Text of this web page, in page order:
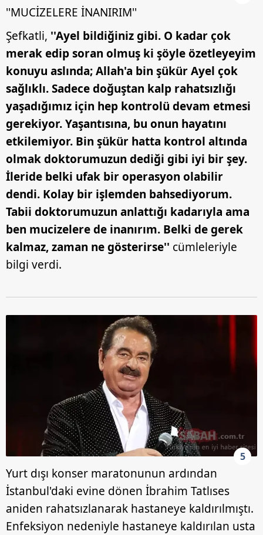
''MUCİZELERE İNANIRIM''
Şefkatli, ''Ayel bildiğiniz gibi. O kadar çok
merak edip soran olmuş ki şöyle özetleyeyim
konuyu aslında; Allah'a bin şükür Ayel çok
sağlıklı. Sadece doğuştan kalp rahatsızlığı
yaşadığımız için hep kontrolü devam etmesi
gerekiyor. Yaşantısına, bu onun hayatını
etkilemiyor. Bin şükür hatta kontrol altında
olmak doktorumuzun dediği gibi iyi bir şey.
İleride belki ufak bir operasyon olabilir
dendi. Kolay bir işlemden bahsediyorum.
Tabii doktorumuzun anlattığı kadarıyla ama
ben mucizelere de inanırım. Belki de gerek
kalmaz, zaman ne gösterirse'' cümleleriyle
bilgi verdi.
5
Yurt dışı konser maratonunun ardından
İstanbul'daki evine dönen İbrahim Tatlıses
aniden rahatsızlanarak hastaneye kaldırılmıştı.
Enfeksiyon nedeniyle hastaneye kaldırılan usta